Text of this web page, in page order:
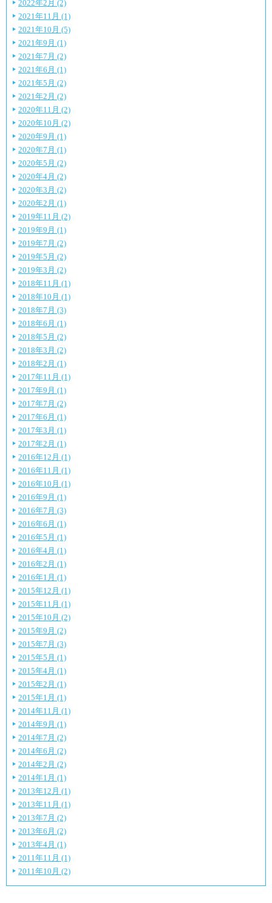
2022年2月 (2)
2021年11月 (1)
2021年10月 (5)
2021年9月 (1)
2021年7月 (2)
2021年6月 (1)
2021年5月 (2)
2021年2月 (2)
2020年11月 (2)
2020年10月 (2)
2020年9月 (1)
2020年7月 (1)
2020年5月 (2)
2020年4月 (2)
2020年3月 (2)
2020年2月 (1)
2019年11月 (2)
2019年9月 (1)
2019年7月 (2)
2019年5月 (2)
2019年3月 (2)
2018年11月 (1)
2018年10月 (1)
2018年7月 (3)
2018年6月 (1)
2018年5月 (2)
2018年3月 (2)
2018年2月 (1)
2017年11月 (1)
2017年9月 (1)
2017年7月 (2)
2017年6月 (1)
2017年3月 (1)
2017年2月 (1)
2016年12月 (1)
2016年11月 (1)
2016年10月 (1)
2016年9月 (1)
2016年7月 (3)
2016年6月 (1)
2016年5月 (1)
2016年4月 (1)
2016年2月 (1)
2016年1月 (1)
2015年12月 (1)
2015年11月 (1)
2015年10月 (2)
2015年9月 (2)
2015年7月 (3)
2015年5月 (1)
2015年4月 (1)
2015年2月 (1)
2015年1月 (1)
2014年11月 (1)
2014年9月 (1)
2014年7月 (2)
2014年6月 (2)
2014年2月 (2)
2014年1月 (1)
2013年12月 (1)
2013年11月 (1)
2013年7月 (2)
2013年6月 (2)
2013年4月 (1)
2011年11月 (1)
2011年10月 (2)